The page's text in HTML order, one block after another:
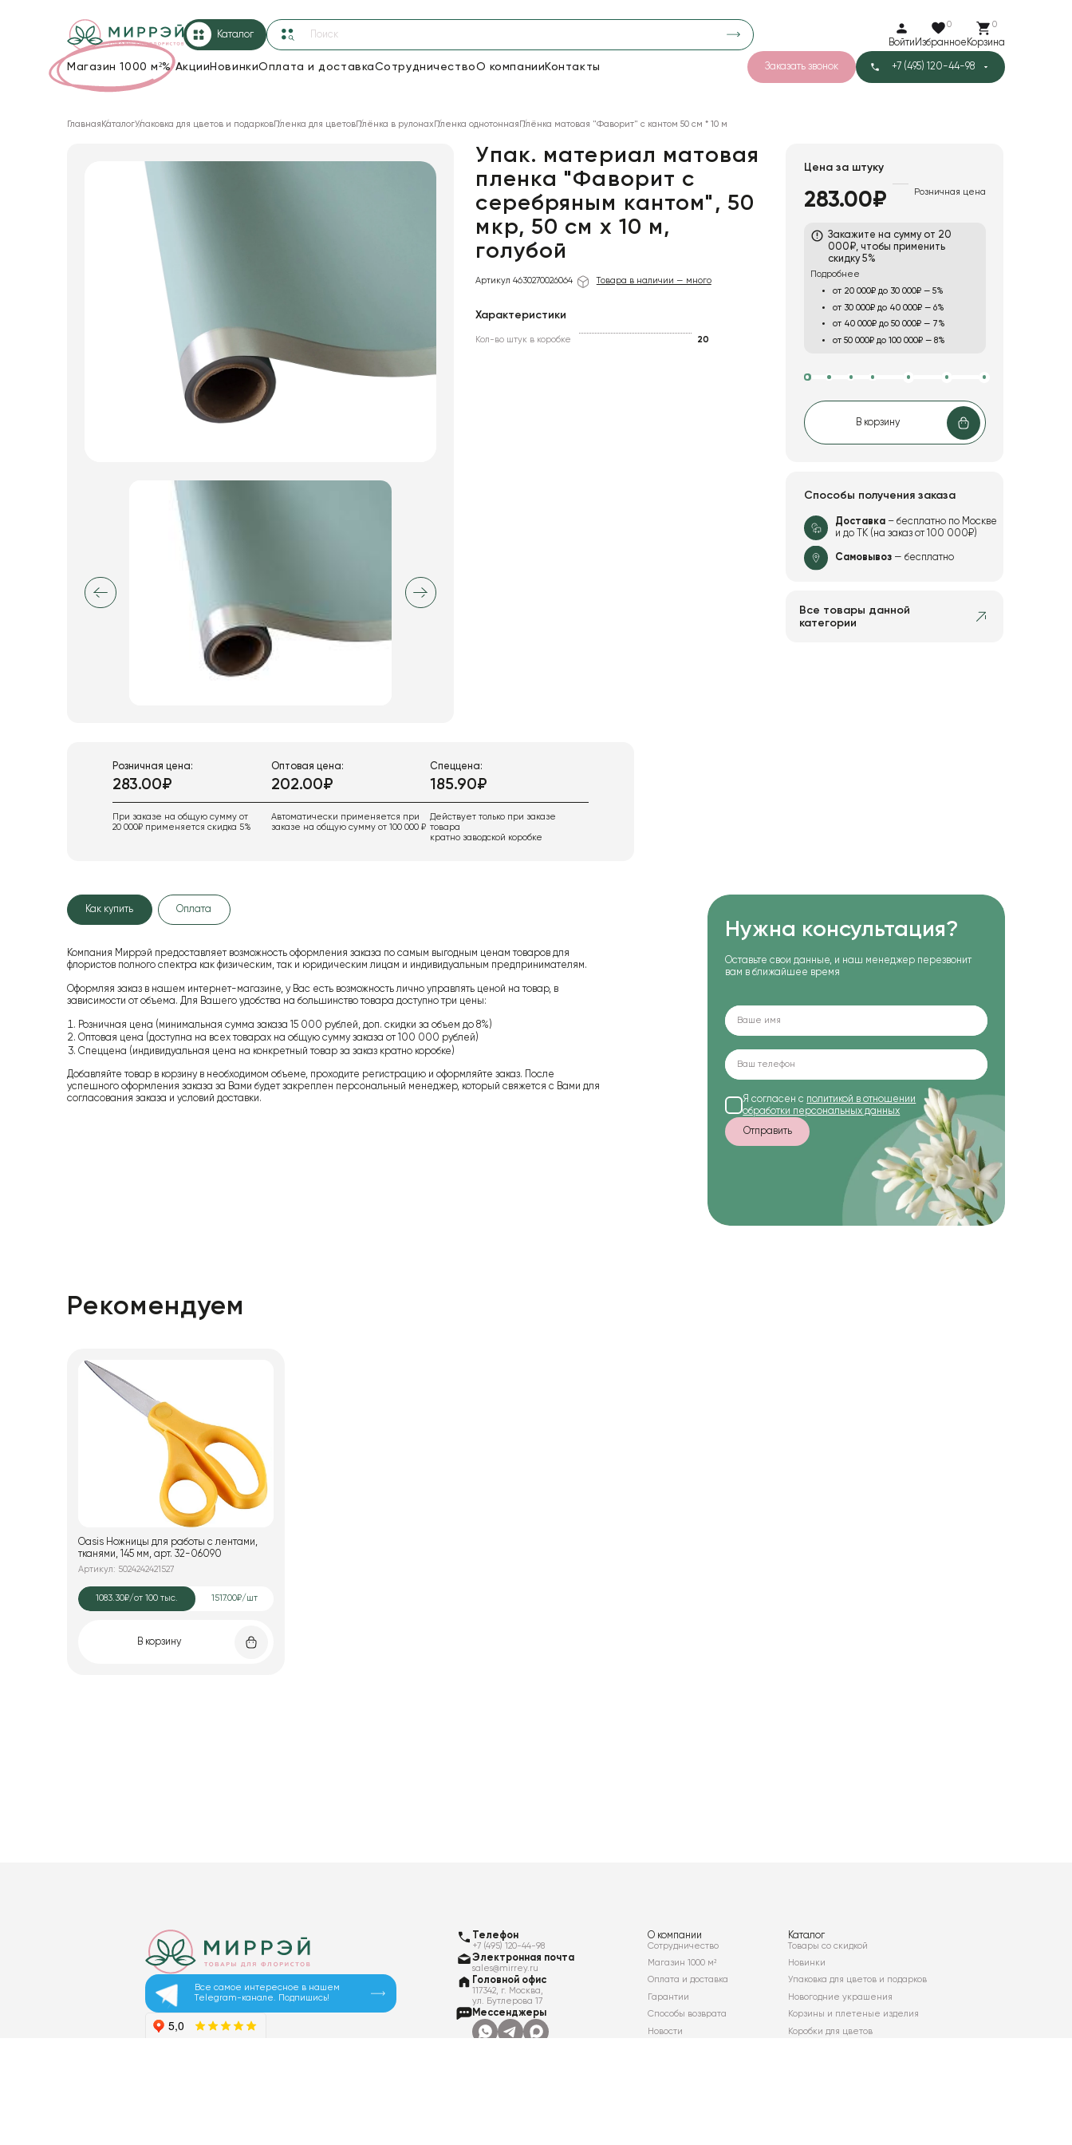
Каталог
Войти
0
Избранное
0
Корзина
Магазин 1000 м²%Акции НовинкиОплата и доставкаСотрудничествоО компании Контакты Заказать звонок +7 (495) 120-44-98
Пленка
18
Сетка6
Корзины и плетеные изделия
Коробки для цветов
Товары для флористов
Пакеты для цветов и подарков
Искусственные цветы и растения
Декоративные вазы, кашпо
Главная КаталогУпаковка для цветов и подарковПленка для цветовПлёнка в рулонахПленка однотонная Плёнка матовая "Фаворит" с кантом 50 см * 10 м
Упак. материал матовая
пленка "Фаворит с
серебряным кантом", 50
мкр, 50 см х 10 м,
голубой
Артикул 4630270026064 Товара в наличии — много
Характеристики
Кол-во штук в коробке 20
Розничная цена:
283.00₽
При заказе на общую сумму от
20 000₽ применяется скидка 5%
Оптовая цена:
202.00₽
Автоматически применяется при
заказе на общую сумму от 100 000 ₽
Спеццена:
185.90₽
Действует только при заказе
товара
кратно заводской коробке
Цена за штуку
283.00₽ Розничная цена
Закажите на сумму от 20
000₽, чтобы применить
скидку 5%
Подробнее
от 20 000₽ до 30 000₽ — 5%
от 30 000₽ до 40 000₽ — 6%
от 40 000₽ до 50 000₽ — 7%
от 50 000₽ до 100 000₽ — 8%
В корзину
Способы получения заказа
Доставка– бесплатно по Москве
и до ТК (на заказ от 100 000₽)
Самовывоз— бесплатно
Все товары данной
категории
Как купить Оплата
Компания Миррэй предоставляет возможность оформления заказа по самым выгодным ценам товаров для
флористов полного спектра как физическим, так и юридическим лицам и индивидуальным предпринимателям.
Оформляя заказ в нашем интернет-магазине, у Вас есть возможность лично управлять ценой на товар, в
зависимости от объема. Для Вашего удобства на большинство товара доступно три цены:
Розничная цена (минимальная сумма заказа 15 000 рублей, доп. скидки за объем до 8%)
Оптовая цена (доступна на всех товарах на общую сумму заказа от 100 000 рублей)
Спеццена (индивидуальная цена на конкретный товар за заказ кратно коробке)
Добавляйте товар в корзину в необходимом объеме, проходите регистрацию и оформляйте заказ. После
успешного оформления заказа за Вами будет закреплен персональный менеджер, который свяжется с Вами для
согласования заказа и условий доставки.
Нужна консультация?
Оставьте свои данные, и наш менеджер перезвонит
вам в ближайшее время
Я согласен с политикой в отношении
обработки персональных данных
Отправить
Рекомендуем
Oasis Ножницы для работы с лентами,
тканями, 145 мм, арт. 32-06090
Артикул: 5024242421527
1083.30₽/от 100 тыс. 1517.00₽/шт
В корзину
Все самое интересное в нашем
Telegram-канале. Подпишись!
Телефон
+7 (495) 120-44-98
Электронная почта
sales@mirrey.ru
Головной офис
117342, г. Москва,
ул. Бутлерова 17
Мессенджеры
О компании
Сотрудничество
Магазин 1000 м²
Оплата и доставка
Гарантии
Способы возврата
Новости
Каталог
Товары со скидкой
Новинки
Упаковка для цветов и подарков
Новогодние украшения
Корзины и плетеные изделия
Коробки для цветов